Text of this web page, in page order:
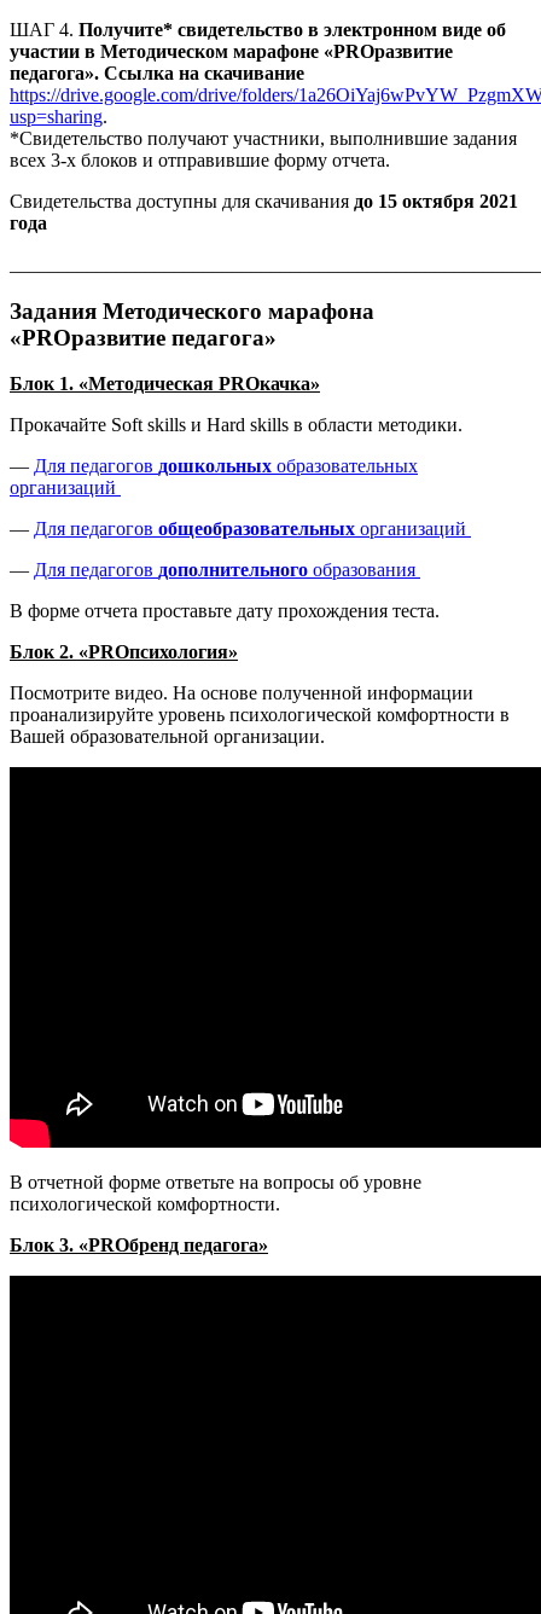
ШАГ 4. Получите* свидетельство в электронном виде об
участии в Методическом марафоне «PROразвитие
педагога». Ссылка на скачивание
https://drive.google.com/drive/folders/
usp=sharing.
*Свидетельство получают участники, выполнившие задания
всех 3-х блоков и отправившие форму отчета.
Свидетельства доступны для скачивания до 15 октября 2021
года
Задания Методического марафона
«PROразвитие педагога»
Блок 1. «Методическая PROкачка»
Прокачайте Soft skills и Hard skills в области методики.
— Для педагогов дошкольных образовательных
организаций
— Для педагогов общеобразовательных организаций
— Для педагогов дополнительного образования
В форме отчета проставьте дату прохождения теста.
Блок 2. «PROпсихология»
Посмотрите видео. На основе полученной информации
проанализируйте уровень психологической комфортности в
Вашей образовательной организации.
В отчетной форме ответьте на вопросы об уровне
психологической комфортности.
Блок 3. «PROбренд педагога»